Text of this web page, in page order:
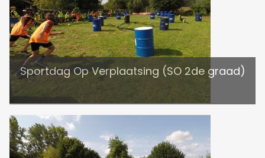
Sportdag Op Verplaatsing (SO 2de graad)